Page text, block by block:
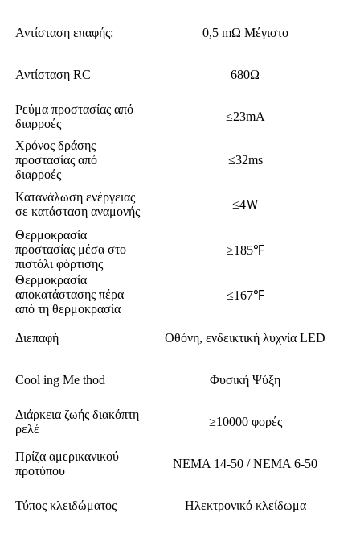
Αντίσταση επαφής: 0,5 mΩ Μέγιστο
Αντίσταση RC 680Ω
Ρεύμα προστασίας από
διαρροές
≤23mA
Χρόνος δράσης
προστασίας από
διαρροές
≤32ms
Κατανάλωση ενέργειας
σε κατάσταση αναμονής
≤4Ｗ
Θερμοκρασία
προστασίας μέσα στο
πιστόλι φόρτισης
≥185℉
Θερμοκρασία
αποκατάστασης πέρα ​​
από τη θερμοκρασία
≤167℉
Διεπαφή Οθόνη, ενδεικτική λυχνία LED
Cool ing Me thod Φυσική Ψύξη
Διάρκεια ζωής διακόπτη
ρελέ
≥10000 φορές
Πρίζα αμερικανικού
προτύπου
ΝΕΜΑ 14-50 / ΝΕΜΑ 6-50
Τύπος κλειδώματος Ηλεκτρονικό κλείδωμα